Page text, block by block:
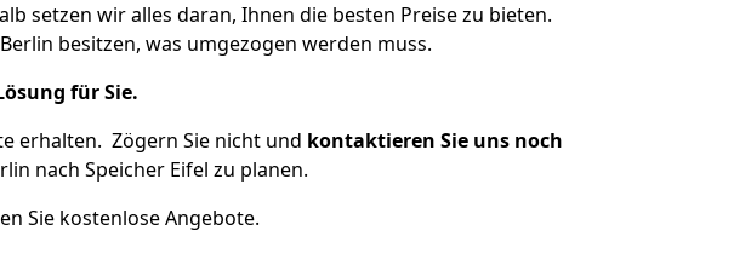
setzen wir alles daran, Ihnen die besten Preise zu bieten.
besitzen, was umgezogen werden muss.
für Sie.
erhalten. Zögern Sie nicht und kontaktieren Sie uns noch
nach Speicher Eifel zu planen.
Sie kostenlose Angebote.